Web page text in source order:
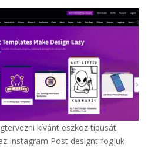
kívánt eszköz típusát.
Instagram Post designt fogjuk